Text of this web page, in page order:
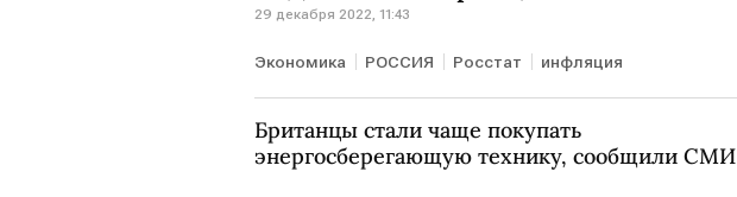
29 декабря 2022, 11:43
Экономика РОССИЯ Росстат инфляция
Британцы стали чаще покупать
энергосберегающую технику, сообщили СМИ